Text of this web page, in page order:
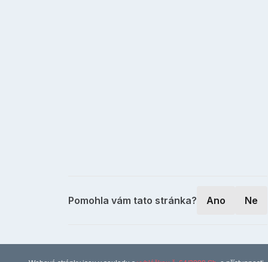
Pomohla vám tato stránka? Ano Ne